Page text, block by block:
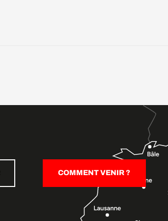
COMMENT VENIR ?